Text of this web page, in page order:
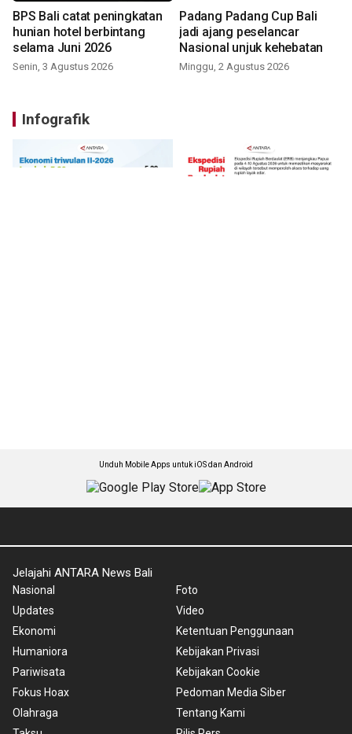
BPS Bali catat peningkatan
hunian hotel berbintang
selama Juni 2026
Senin, 3 Agustus 2026
Padang Padang Cup Bali
jadi ajang peselancar
Nasional unjuk kehebatan
Minggu, 2 Agustus 2026
Infografik
Unduh Mobile Apps untuk iOS dan Android
Jelajahi ANTARA News Bali
Nasional
Updates
Ekonomi
Humaniora
Pariwisata
Fokus Hoax
Olahraga
Foto
Video
Ketentuan Penggunaan
Kebijakan Privasi
Kebijakan Cookie
Pedoman Media Siber
Tentang Kami